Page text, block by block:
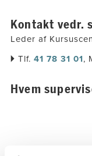
Kontakt vedr.
Leder af
🞂 Tlf. 41 78 31 01,
Hvem